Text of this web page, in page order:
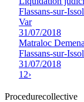
Flassans-sur-
Var
31/07/2018
Matraloc
Flassans-sur-
31/07/2018
1 2›
Procedurecollective